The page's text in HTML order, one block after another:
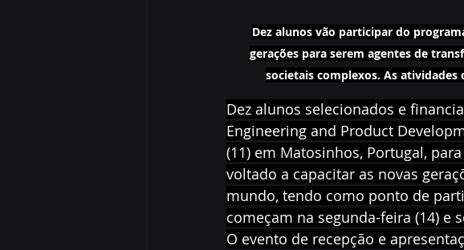
Dez alunos vão participar do
gerações para serem agentes de
societais complexos. As atividades
Dez alunos selecionados e
Engineering and Product
(11) em Matosinhos, Portugal,
voltado a capacitar as novas
mundo, tendo como ponto de
começam na segunda-feira (14) e
O evento de recepção e